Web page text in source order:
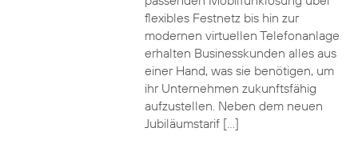
flexibles Festnetz bis hin zur
modernen virtuellen Telefonanlage
erhalten Businesskunden alles aus
einer Hand, was sie benötigen, um
ihr Unternehmen zukunftsfähig
aufzustellen. Neben dem neuen
Jubiläumstarif […]